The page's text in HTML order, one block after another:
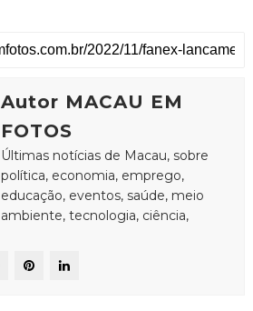
Autor MACAU EM
FOTOS
Últimas notícias de Macau, sobre
política, economia, emprego,
educação, eventos, saúde, meio
ambiente, tecnologia, ciência,